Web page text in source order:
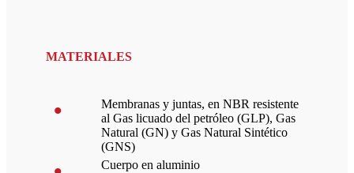
MATERIALES
Membranas y juntas, en NBR resistente
al Gas licuado del petróleo (GLP), Gas
Natural (GN) y Gas Natural Sintético
(GNS)
Cuerpo en aluminio